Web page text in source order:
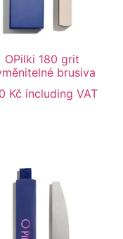
OPilki 180 grit
brusiva
Kč including VAT